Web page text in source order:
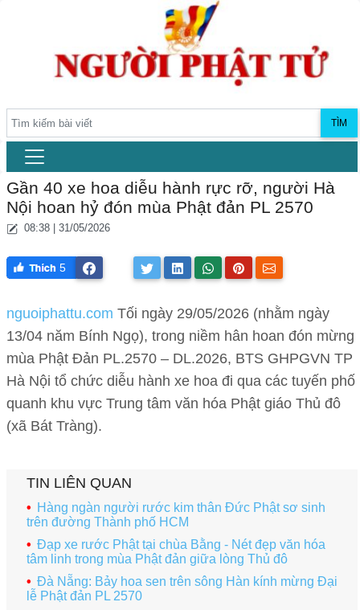
TÌM
Gần 40 xe hoa diễu hành rực rỡ, người Hà
Nội hoan hỷ đón mùa Phật đản PL 2570
08:38 | 31/05/2026
5
nguoiphattu.com Tối ngày 29/05/2026 (nhằm ngày
13/04 năm Bính Ngọ), trong niềm hân hoan đón mừng
mùa Phật Đản PL.2570 – DL.2026, BTS GHPGVN TP
Hà Nội tổ chức diễu hành xe hoa đi qua các tuyến phố
quanh khu vực Trung tâm văn hóa Phật giáo Thủ đô
(xã Bát Tràng).
TIN LIÊN QUAN
Hàng ngàn người rước kim thân Đức Phật sơ sinh
trên đường Thành phố HCM
Đạp xe rước Phật tại chùa Bằng - Nét đẹp văn hóa
tâm linh trong mùa Phật đản giữa lòng Thủ đô
Đà Nẵng: Bảy hoa sen trên sông Hàn kính mừng Đại
lễ Phật đản PL 2570